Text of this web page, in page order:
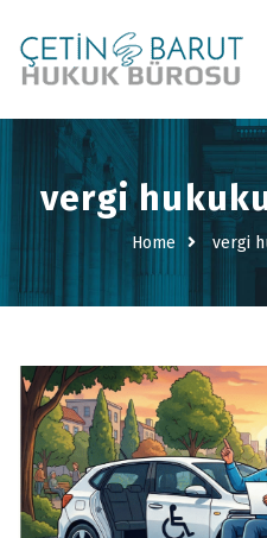
vergi
Home vergi